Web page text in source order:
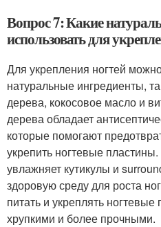
Вопрос 7: Какие
использовать для
Для укрепления ногтей
натуральные ингредиенты,
дерева, кокосовое масло и
дерева обладает
которые помогают
укрепить ногтевые
увлажняет кутикулы и
здоровую среду для роста
питать и укреплять
хрупкими и более прочными.